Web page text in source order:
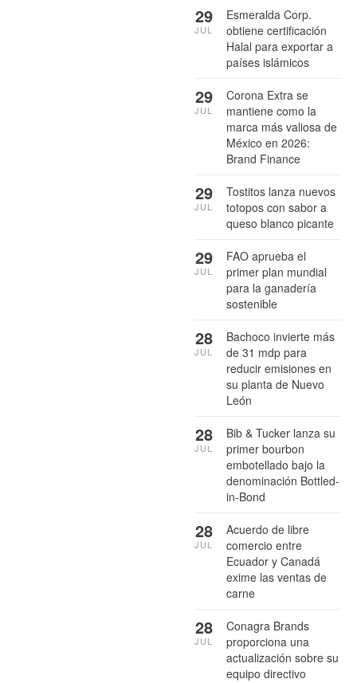
Esmeralda Corp.
obtiene certificación
Halal para exportar a
países islámicos
29
JUL
Corona Extra se
mantiene como la
marca más valiosa de
México en 2026:
Brand Finance
29
JUL
Tostitos lanza nuevos
totopos con sabor a
queso blanco picante
29
JUL
FAO aprueba el
primer plan mundial
para la ganadería
sostenible
29
JUL
Bachoco invierte más
de 31 mdp para
reducir emisiones en
su planta de Nuevo
León
28
JUL
Bib & Tucker lanza su
primer bourbon
embotellado bajo la
denominación Bottled-
in-Bond
28
JUL
Acuerdo de libre
comercio entre
Ecuador y Canadá
exime las ventas de
carne
28
JUL
Conagra Brands
proporciona una
actualización sobre su
equipo directivo
28
JUL